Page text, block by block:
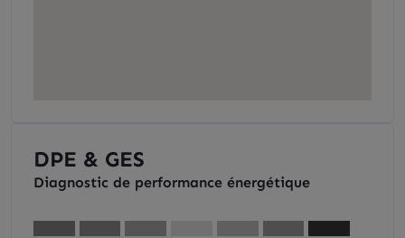
DPE & GES
Diagnostic de performance énergétique